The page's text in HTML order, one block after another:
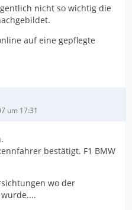
nicht so wichtig die
auf eine gepflegte
um 17:31
bestätigt. F1 BMW
wo der